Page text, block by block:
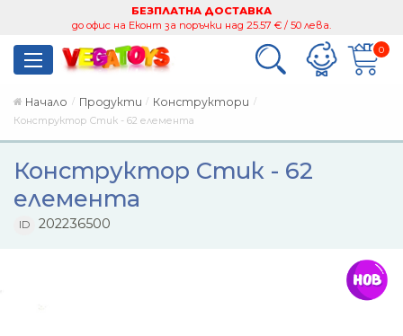
БЕЗПЛАТНА ДОСТАВКА
до офис на Еконт за поръчки над 25.57 € / 50 лева.
0
Начало Продукти Конструктори
Конструктор Стик - 62 елемента
Конструктор Стик - 62
елемента
ID 202236500